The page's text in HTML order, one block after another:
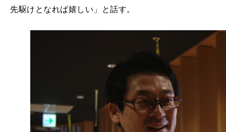
先駆けとなれば嬉しい」と話す。